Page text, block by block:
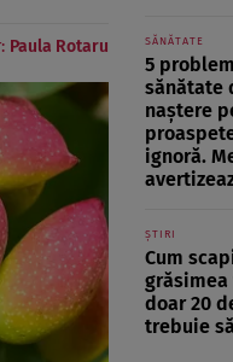
Paula Rotaru SĂNĂTATE
5
sănătate
naștere
ignoră.
ȘTIRI
Cum
doar 20
trebuie